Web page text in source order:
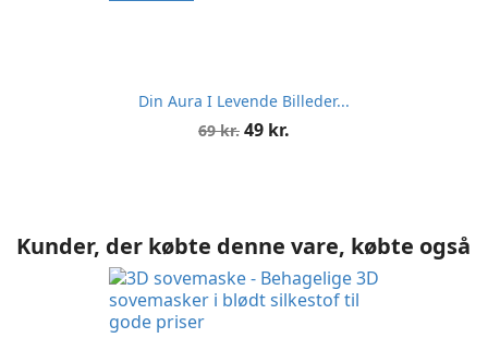
Din Aura I Levende Billeder...
Normalpris
69 kr. Pris
49 kr.
Kunder, der købte denne vare, købte også